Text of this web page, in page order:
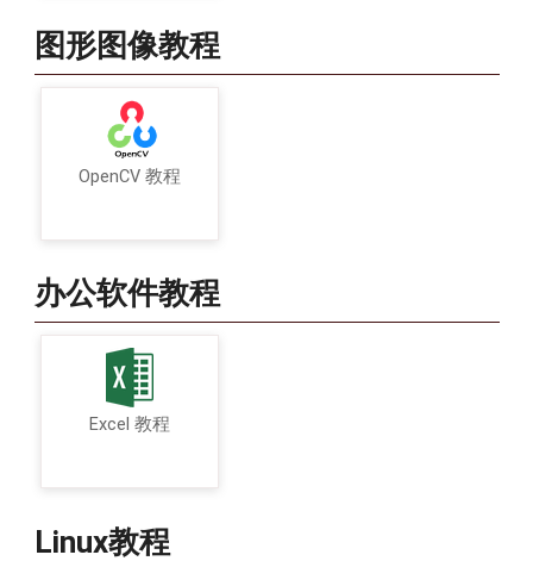
图形图像教程
OpenCV 教程
办公软件教程
Excel 教程
Linux教程